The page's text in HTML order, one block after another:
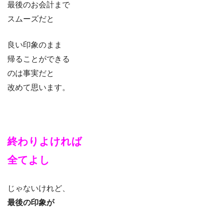
最後のお会計まで
スムーズだと
良い印象のまま
帰ることができる
のは事実だと
改めて思います。
終わりよければ
全てよし
じゃないけれど、
最後の印象が